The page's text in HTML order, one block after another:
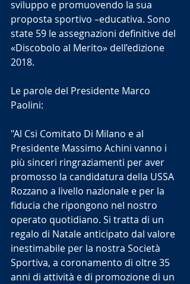
sviluppo e promuovendo la sua
proposta sportivo –educativa. Sono
state 59 le assegnazioni definitive del
«Discobolo al Merito» dell’edizione
2018.
Le parole del Presidente Marco
Paolini:
"Al Csi Comitato Di Milano e al
Presidente Massimo Achini vanno i
più sinceri ringraziamenti per aver
promosso la candidatura della USSA
Rozzano a livello nazionale e per la
fiducia che ripongono nel nostro
operato quotidiano. Si tratta di un
regalo di Natale anticipato dal valore
inestimabile per la nostra Società
Sportiva, a coronamento di oltre 35
anni di attività e di promozione di un